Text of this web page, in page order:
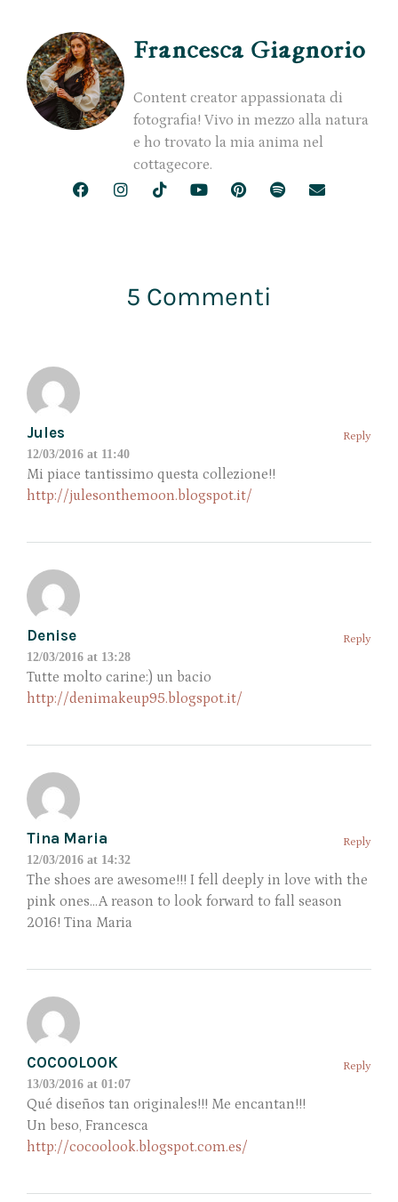
Francesca Giagnorio
Content creator appassionata di
fotografia! Vivo in mezzo alla natura
e ho trovato la mia anima nel
cottagecore.
5 Commenti
Jules
12/03/2016 at 11:40
Reply
Mi piace tantissimo questa collezione!!
http://julesonthemoon.blogspot.it/
Denise
12/03/2016 at 13:28
Reply
Tutte molto carine:) un bacio
http://denimakeup95.blogspot.it/
Tina Maria
12/03/2016 at 14:32
Reply
The shoes are awesome!!! I fell deeply in love with the
pink ones…A reason to look forward to fall season
2016! Tina Maria
COCOOLOOK
13/03/2016 at 01:07
Reply
Qué diseños tan originales!!! Me encantan!!!
Un beso, Francesca
http://cocoolook.blogspot.com.es/